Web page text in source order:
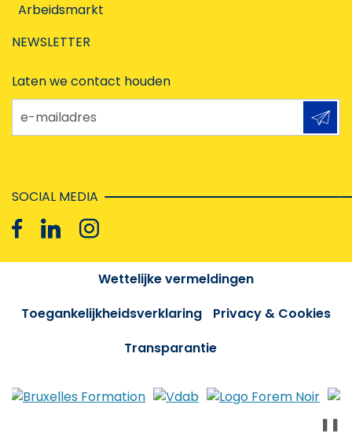
Arbeidsmarkt
NEWSLETTER
Laten we contact houden
e-mailadres
SOCIAL MEDIA
Wettelijke vermeldingen
Toegankelijkheidsverklaring
Privacy & Cookies
Transparantie
❚❚